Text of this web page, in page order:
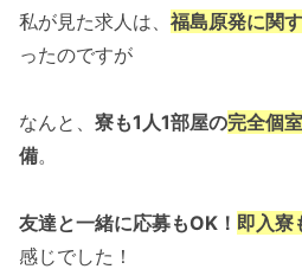
私が見た求人は、 福島原発に関
ったのですが
なんと、 寮も1人1部屋の完全個室
備。
友達と一緒に応募もOK！ 即入寮
感じでした！